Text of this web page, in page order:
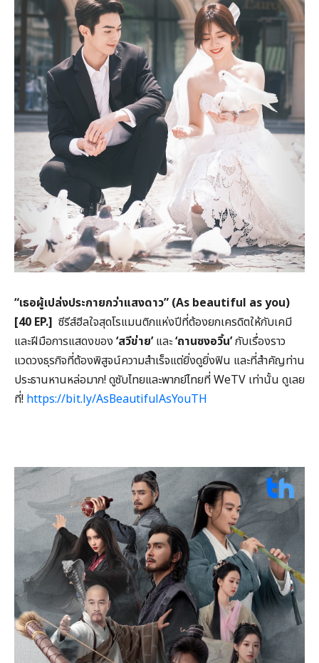
“เธอผู้เปล่งประกายกว่าแสงดาว” (As beautiful as you)
[40 EP.] ซีรีส์ฮีลใจสุดโรแมนติกแห่งปีที่ต้องยกเครดิตให้กับเคมี
และฝีมือการแสดงของ ‘สวีข่าย’และ‘ถานซงอวิ้น’กับเรื่องราว
แวดวงธุรกิจที่ต้องพิสูจน์ความสำเร็จแต่ยิ่งดูยิ่งฟิน และที่สำคัญท่าน
ประธานหานหล่อมาก! ดูซับไทยและพากย์ไทยที่ WeTV เท่านั้น ดูเลย
ที่! https://bit.ly/AsBeautifulAsYouTH